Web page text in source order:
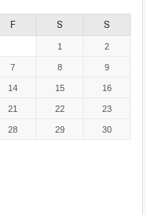
F S S
1 2
7 8 9
14 15 16
21 22 23
28 29 30